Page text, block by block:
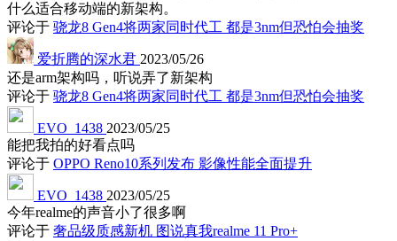
什么适合移动端的新架构。
评论于 骁龙8 Gen4将两家同时代工 都是3nm但恐怕会抽奖
爱折腾的深水君 2023/05/26
还是arm架构吗，听说弄了新架构
评论于 骁龙8 Gen4将两家同时代工 都是3nm但恐怕会抽奖
EVO_1438 2023/05/25
能把我拍的好看点吗
评论于 OPPO Reno10系列发布 影像性能全面提升
EVO_1438 2023/05/25
今年realme的声音小了很多啊
评论于 奢品级质感新机 图说真我realme 11 Pro+